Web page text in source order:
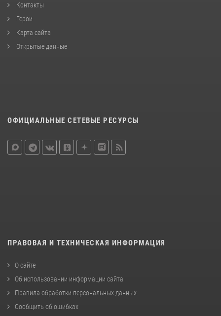
Контакты
Герои
Карта сайта
Открытые данные
ОФИЦИАЛЬНЫЕ СЕТЕВЫЕ РЕСУРСЫ
ПРАВОВАЯ И ТЕХНИЧЕСКАЯ ИНФОРМАЦИЯ
О сайте
Об использовании информации сайта
Правила обработки персональных данных
Сообщить об ошибках